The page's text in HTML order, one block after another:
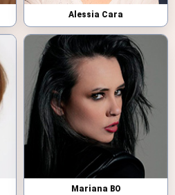
Alessia Cara
Mariana BO